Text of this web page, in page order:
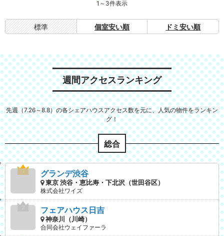
1～3件表示
標準 個室安い順 ドミ安い順
週間アクセスランキング
先週（7.26～8.8）の各シェアハウスアクセス数を元に、人気の物件をランキン
グ！
総合
グランデ渋谷
東京 渋谷・恵比寿・下北沢（世田谷区）
株式会社ワイズ
フェアハウス日吉
神奈川（川崎）
合同会社ウェイファーラ